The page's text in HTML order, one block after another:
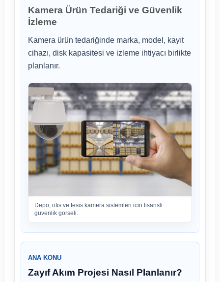
Kamera Ürün Tedariği ve Güvenlik
İzleme
Kamera ürün tedariğinde marka, model, kayıt
cihazı, disk kapasitesi ve izleme ihtiyacı birlikte
planlanır.
Depo, ofis ve tesis kamera sistemleri icin lisansli
guvenlik gorseli.
ANA KONU
Zayıf Akım Projesi Nasıl Planlanır?